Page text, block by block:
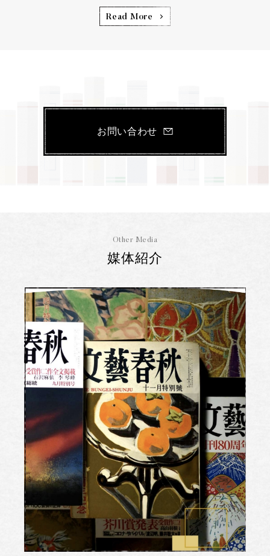
Read More
お問い合わせ
Other Media
媒体紹介